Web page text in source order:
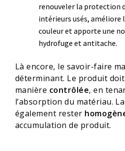
renouveler la protection
intérieurs usés, améliore
couleur et apporte une
hydrofuge et antitache.
Là encore, le savoir-faire
déterminant. Le produit
manière contrôlée, en
l’absorption du matériau.
également rester
accumulation de produit.